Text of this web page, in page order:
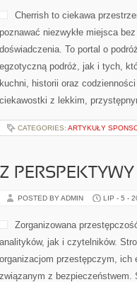
Cherrish to ciekawa
poznawać niezwykłe miejsca
doświadczenia. To portal o
egzotyczną podróż, jak i tych,
kuchni, historii oraz
ciekawostki z lekkim,
CATEGORIES: ARTYKUŁY
Z
POSTED BY ADMIN LIP - 5 -
Zorganizowana
analityków, jak i czytelników.
organizacjom przestępczym, ich
związanym z bezpieczeństwem.